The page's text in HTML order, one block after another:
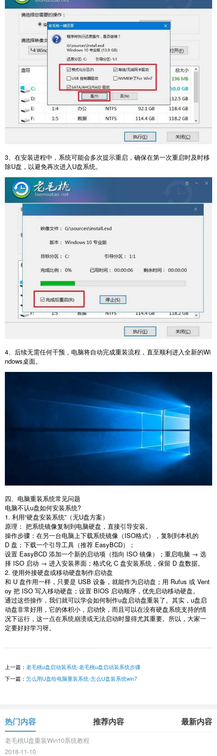
3 、在安装进程中，系统可能会多次提示重启，确保在第一次重启时及时移
除U盘，以避免再次进入 U盘系统。
4、后续无需任何干预，电脑将自动完成重装流程，直至顺利进入全新的Wi
ndows桌面。
四、电脑重装系统常见问题
电脑不认u盘如何安装系统?
1. 利用“硬盘安装系统”（无U盘方案）
原理： 把系统镜像复制到电脑硬盘，直接引导安装。
操作步骤：在另一台电脑上下载系统镜像（ISO格式），复制到本机的
D 盘；下载一个引导工具（推荐 EasyBCD）；
设置 EasyBCD 添加一个新的启动项（指向 ISO 镜像）；重启电脑 → 选
择 ISO 启动 → 进入安装界面；格式化 C 盘安装系统，保留 D 盘数据。
2. 使用外接硬盘或移动硬盘制作启动盘
和 U 盘作用一样，只要是 USB 设备，就能作为启动盘；用 Rufus 或 Vent
oy 把 ISO 写入移动硬盘；设置 BIOS 启动顺序，优先启动移动硬盘。
通过这些操作，我们就可以学会如何制作u盘启动盘重装了。其实， u盘启
动盘非常好用，它的体积小，启动快，而且可以在没有硬盘系统支持的情
况下运行，这一点在系统崩溃或无法启动时显得尤其重要。所以，大家一
定要好好学习呀。
上一篇： 老毛桃u盘启动装系统-老毛桃u盘启动装系统步骤
下一篇： 怎么用U盘给电脑重装系统-怎么U盘装系统win7
热门内容 推荐内容 最新内容
老毛桃U盘重装Win10系统教程
2018-11-10